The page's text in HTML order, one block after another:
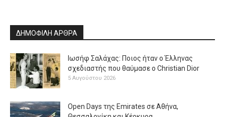
ΔΗΜΟΦΙΛΗ ΑΡΘΡΑ
Ιωσήφ Σαλάχας: Ποιος ήταν ο Έλληνας
σχεδιαστής που θαύμασε ο Christian Dior
5 Αυγούστου 2026
Open Days της Emirates σε Αθήνα,